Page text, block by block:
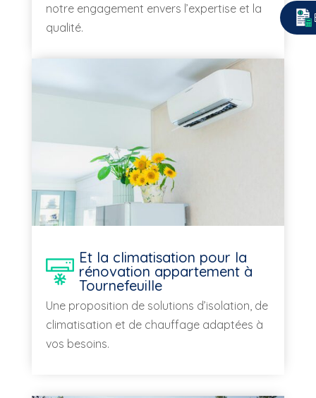
notre engagement envers l’expertise et la
qualité.
Et la climatisation pour la
rénovation appartement à
Tournefeuille
Une proposition de solutions d’isolation, de
climatisation et de chauffage adaptées à
vos besoins.